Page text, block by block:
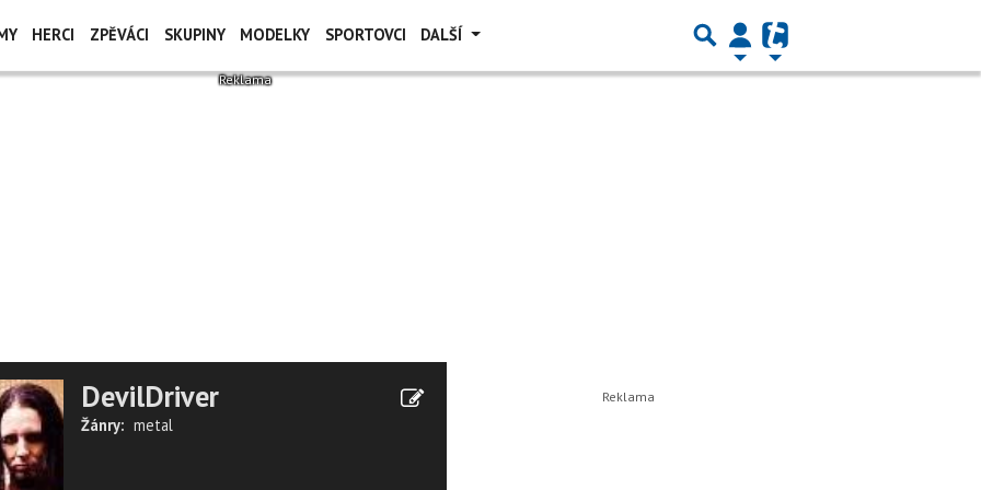
HERCI ZPĚVÁCI SKUPINY MODELKY SPORTOVCI DALŠÍ
DevilDriver
Žánry: metal